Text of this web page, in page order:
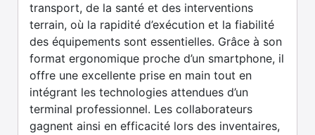
transport, de la santé et des interventions
terrain, où la rapidité d’exécution et la fiabilité
des équipements sont essentielles. Grâce à son
format ergonomique proche d’un smartphone, il
offre une excellente prise en main tout en
intégrant les technologies attendues d’un
terminal professionnel. Les collaborateurs
gagnent ainsi en efficacité lors des inventaires,